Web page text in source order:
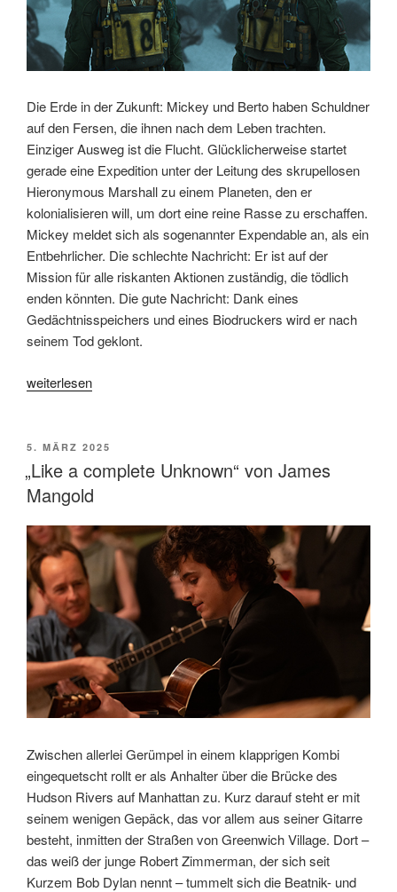
Die Erde in der Zukunft: Mickey und Berto haben Schuldner
auf den Fersen, die ihnen nach dem Leben trachten.
Einziger Ausweg ist die Flucht. Glücklicherweise startet
gerade eine Expedition unter der Leitung des skrupellosen
Hieronymous Marshall zu einem Planeten, den er
kolonialisieren will, um dort eine reine Rasse zu erschaffen.
Mickey meldet sich als sogenannter Expendable an, als ein
Entbehrlicher. Die schlechte Nachricht: Er ist auf der
Mission für alle riskanten Aktionen zuständig, die tödlich
enden könnten. Die gute Nachricht: Dank eines
Gedächtnisspeichers und eines Biodruckers wird er nach
seinem Tod geklont.
„„Mickey
Bong
Joon-
ho“
weiterlesen
VERÖFFENTLICHT
AM
5. MÄRZ 2025
„Like a complete Unknown“ von James
Mangold
Zwischen allerlei Gerümpel in einem klapprigen Kombi
eingequetscht rollt er als Anhalter über die Brücke des
Hudson Rivers auf Manhattan zu. Kurz darauf steht er mit
seinem wenigen Gepäck, das vor allem aus seiner Gitarre
besteht, inmitten der Straßen von Greenwich Village. Dort –
das weiß der junge Robert Zimmerman, der sich seit
Kurzem Bob Dylan nennt – tummelt sich die Beatnik- und